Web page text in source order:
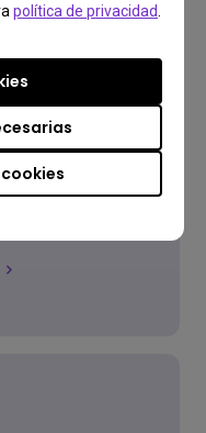
política de privacidad